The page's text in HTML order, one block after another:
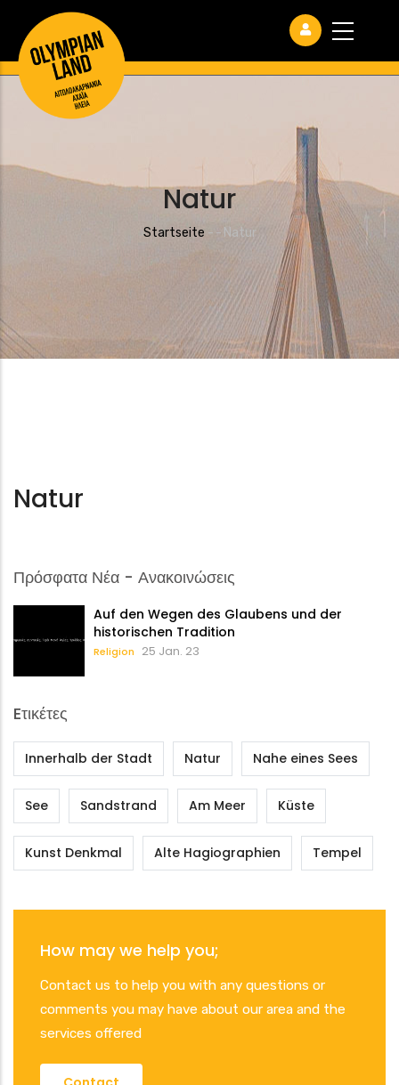
Natur
Pfadnavigation
Startseite - - Natur
Natur
Πρόσφατα Νέα - Ανακοινώσεις
Auf den Wegen des Glaubens und der
historischen Tradition
Religion 25 Jan. 23
Eτικέτες
Innerhalb der Stadt Natur Nahe eines Sees
See Sandstrand Am Meer Küste
Kunst Denkmal Alte Hagiographien Tempel
How may we help you;
Contact us to help you with any questions or
comments you may have about our area and the
services offered